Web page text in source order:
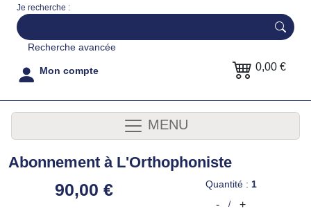
Je recherche :
Recherche avancée
Mon compte 0,00 €
MENU
Abonnement à L'Orthophoniste
90,00 € Quantité : 1
- / +